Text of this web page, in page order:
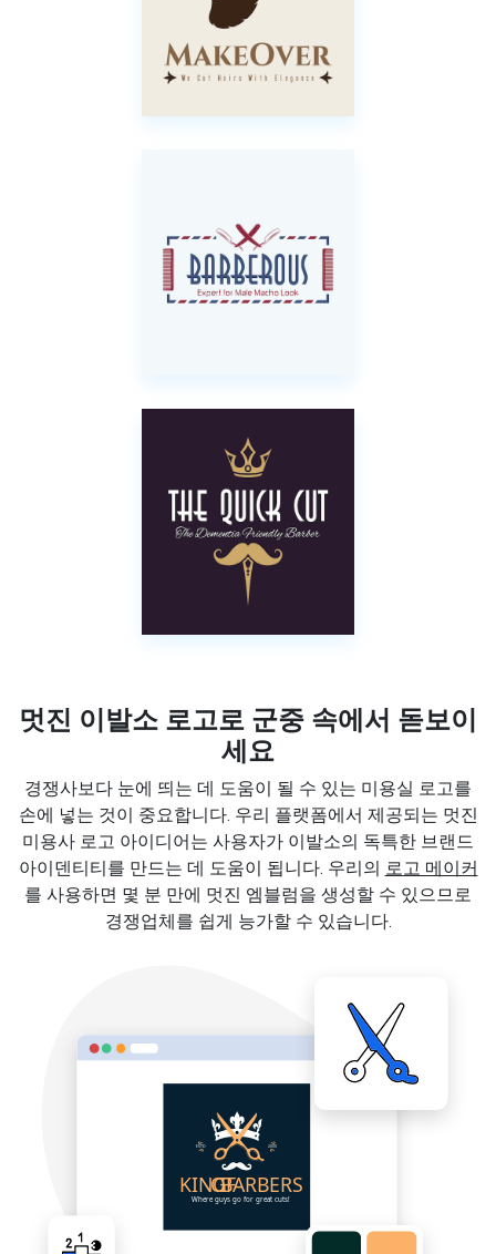
멋진 이발소 로고로 군중 속에서 돋보이
세요
경쟁사보다 눈에 띄는 데 도움이 될 수 있는 미용실 로고를
손에 넣는 것이 중요합니다. 우리 플랫폼에서 제공되는 멋진
미용사 로고 아이디어는 사용자가 이발소의 독특한 브랜드
아이덴티티를 만드는 데 도움이 됩니다. 우리의 로고 메이커
를 사용하면 몇 분 만에 멋진 엠블럼을 생성할 수 있으므로
경쟁업체를 쉽게 능가할 수 있습니다.